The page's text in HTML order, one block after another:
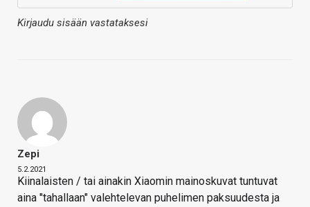
Kirjaudu sisään vastataksesi
Zepi
5.2.2021
Kiinalaisten / tai ainakin Xiaomin mainoskuvat tuntuvat
aina "tahallaan" valehtelevan puhelimen paksuudesta ja